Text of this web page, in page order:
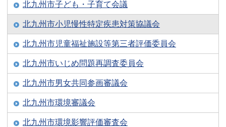
北九州市子ども・子育て会議
北九州市小児慢性特定疾患対策協議会
北九州市児童福祉施設等第三者評価委員会
北九州市いじめ問題再調査委員会
北九州市男女共同参画審議会
北九州市環境審議会
北九州市環境影響評価審査会